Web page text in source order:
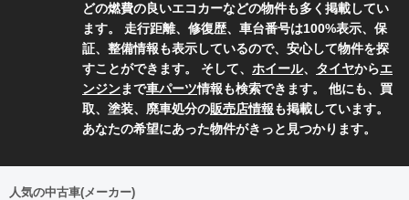
どの燃費の良いエコカーなどの物件も多く掲載してい
ます。 走行距離、修復歴、車台番号は100%表示、保
証、整備情報も表示しているので、安心して物件を探
すことができます。 そして、 ホイール、 タイヤからエ
ンジンまで車パーツ情報も検索できます。 他にも、買
取、塗装、廃車処分の販売店情報も掲載しています。
あなたの希望にあった物件がきっと見つかります。
人気の中古車(メーカー)